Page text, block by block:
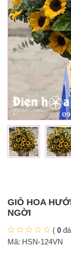
GIỎ HOA
NGỜI
( 0
Mã: HSN-124VN